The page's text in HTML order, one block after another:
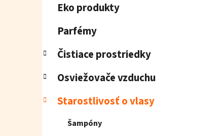
Eko produkty
Parfémy
Čistiace prostriedky
Osviežovače vzduchu
Starostlivosť o vlasy
Šampóny